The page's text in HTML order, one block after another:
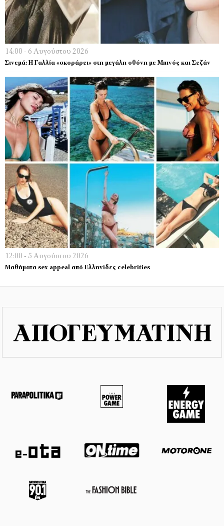
14:00 - 6 Αυγούστου 2026
Σινεμά: Η Γαλλία «σκοράρει» στη μεγάλη οθόνη με Μπινός και Σεζάν
12:00 - 5 Αυγούστου 2026
Μαθήματα sex appeal από Ελληνίδες celebrities